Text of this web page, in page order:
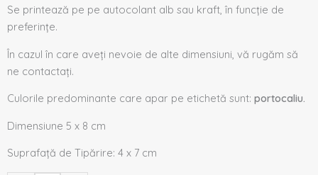
Se printează pe pe autocolant alb sau kraft, în funcție de
preferințe.
În cazul în care aveți nevoie de alte dimensiuni, vă rugăm să
ne contactați.
Culorile predominante care apar pe etichetă sunt: portocaliu.
Dimensiune 5 x 8 cm
Suprafață de Tipărire: 4 x 7 cm